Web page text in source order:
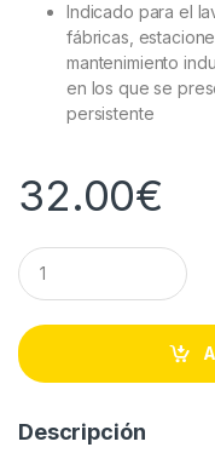
Indicado para el
fábricas,
mantenimiento
en los que se
persistente
32.00€
Q
u
a
t
i
Descripción